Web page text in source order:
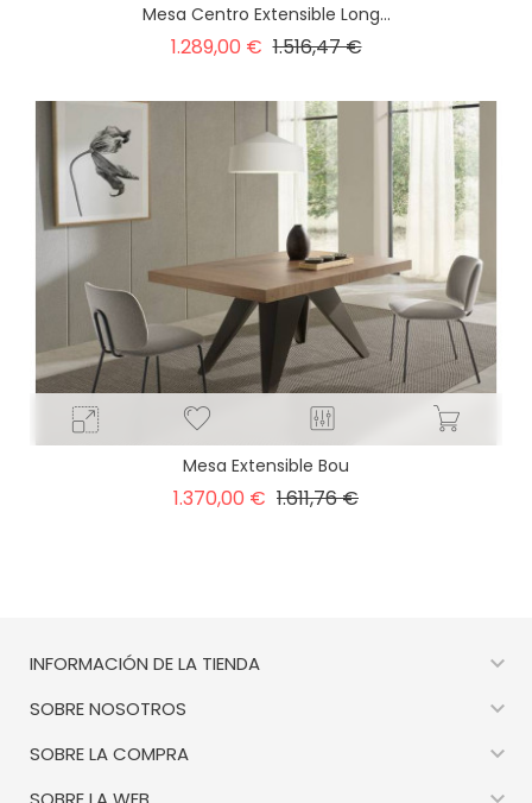
Mesa Centro Extensible Long...
1.289,00 € Precio
1.516,47 €Precio
Mesa Extensible Bou
1.370,00 € Precio
1.611,76 €Precio
INFORMACIÓN DE LA TIENDA 
SOBRE NOSOTROS 
SOBRE LA COMPRA 